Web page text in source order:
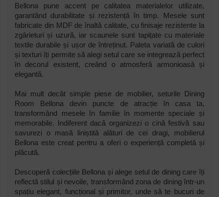
Bellona pune accent pe calitatea materialelor utilizate,
garantând durabilitate și rezistență în timp. Mesele sunt
fabricate din MDF de înaltă calitate, cu finisaje rezistente la
zgârieturi și uzură, iar scaunele sunt tapițate cu materiale
textile durabile și ușor de întreținut. Paleta variată de culori
și texturi îți permite să alegi setul care se integrează perfect
în decorul existent, creând o atmosferă armonioasă și
elegantă.
Mai mult decât simple piese de mobilier, seturile Dining
Room Bellona devin puncte de atracție în casa ta,
transformând mesele în familie în momente speciale și
memorabile. Indiferent dacă organizezi o cină festivă sau
savurezi o masă liniștită alături de cei dragi, mobilierul
Bellona este creat pentru a oferi o experiență completă și
plăcută.
Descoperă colecțiile Bellona și alege setul de dining care îți
reflectă stilul și nevoile, transformând zona de dining într-un
spațiu elegant, funcțional și primitor, unde să te bucuri de